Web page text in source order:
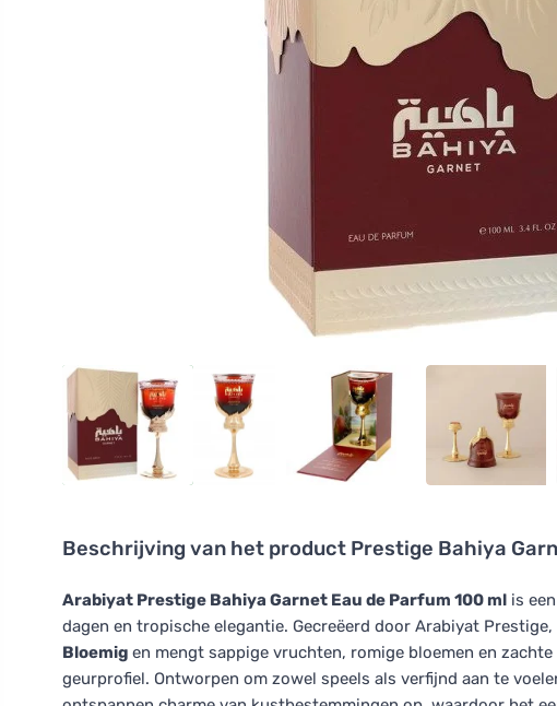
Beschrijving van het product Prestige Bahiya
Arabiyat Prestige Bahiya Garnet Eau de Parfum 100 ml is
dagen en tropische elegantie. Gecreëerd door Arabiyat
Bloemig en mengt sappige vruchten, romige bloemen en
geurprofiel. Ontworpen om zowel speels als verfijnd aan te